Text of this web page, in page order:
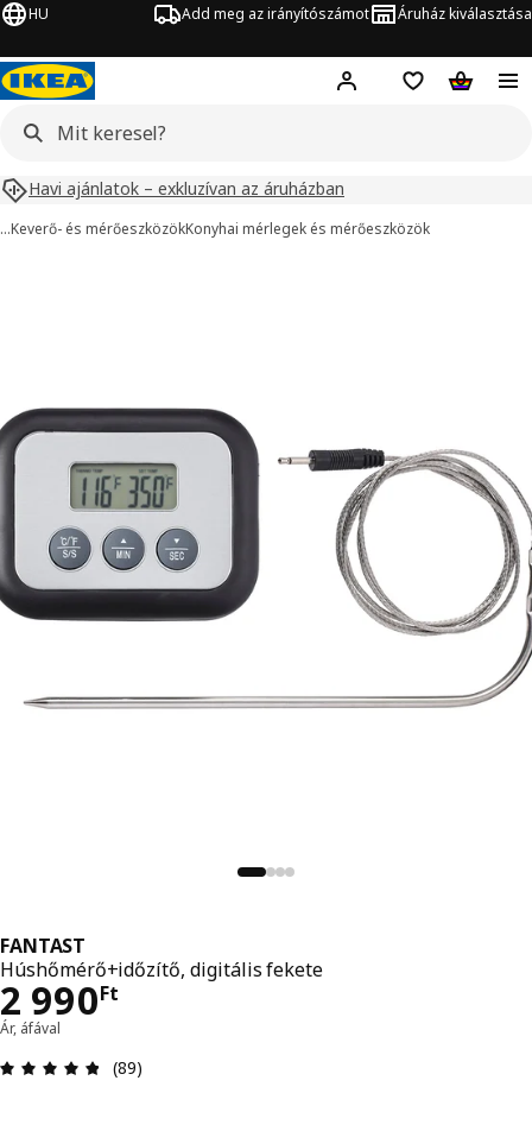
HU Add meg az irányítószámot Áruház kiválasztása
Hej! Bejelentkezés
Bevásárlólista
Kosár
Havi ajánlatok – exkluzívan az áruházban
…Keverő- és mérőeszközökKonyhai mérlegek és mérőeszközök
FANTAST
Húshőmérő+időzítő, digitális fekete
2 990Ft
Ár 2990Ft
Ár, áfával
Értékelés: 4.8 / 5 csillagok. Összes vélemény: 89
(89)